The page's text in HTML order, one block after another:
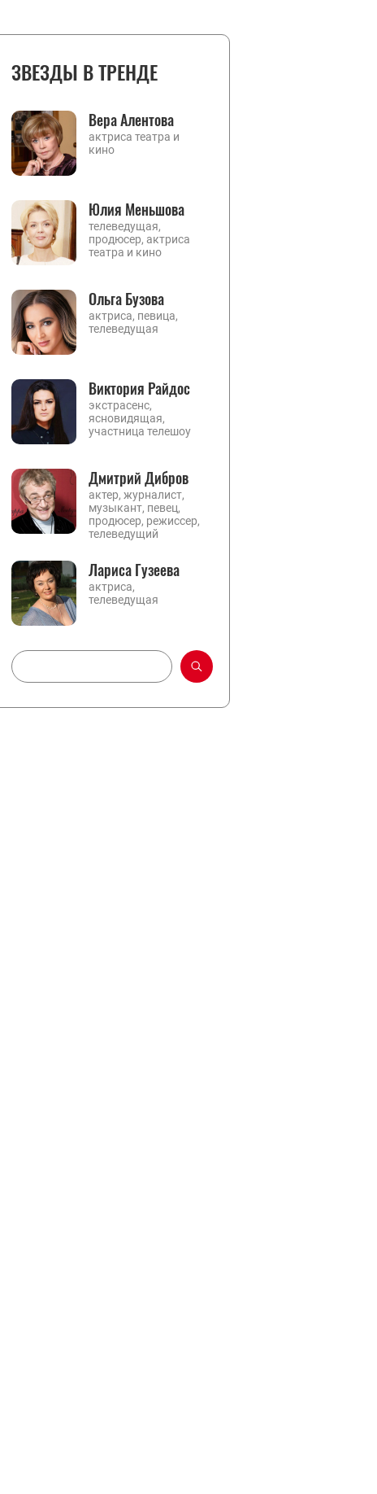
ЗВЕЗДЫ В ТРЕНДЕ
Вера Алентова
актриса театра и
кино
Юлия Меньшова
телеведущая,
продюсер, актриса
театра и кино
Ольга Бузова
актриса, певица,
телеведущая
Виктория Райдос
экстрасенс,
ясновидящая,
участница телешоу
Дмитрий Дибров
актер, журналист,
музыкант, певец,
продюсер, режиссер,
телеведущий
Лариса Гузеева
актриса,
телеведущая